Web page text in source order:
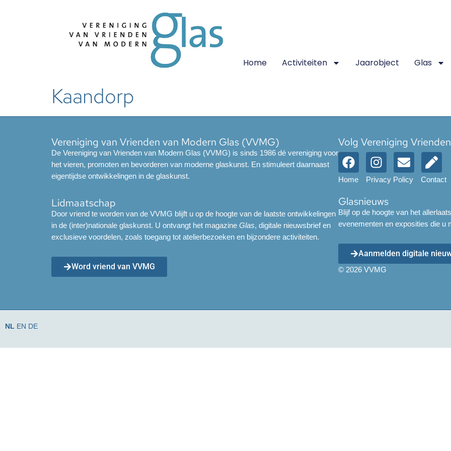
Home Activiteiten Jaarobject Glas
Kaandorp
Vereniging van Vrienden van Modern Glas (VVMG)
De Vereniging van Vrienden van Modern Glas (VVMG) is sinds 1986 dé vereniging voor
het vieren, promoten en bevorderen van moderne glaskunst. En stimuleert daarnaast
eigentijdse ontwikkelingen in de glaskunst.
Lidmaatschap
Door vriend te worden van de VVMG blijft u op de hoogte van de laatste ontwikkelingen
in de (inter)nationale glaskunst. U ontvangt het magazine Glas, digitale nieuwsbrief en
exclusieve voordelen, zoals toegang tot atelierbezoeken en bijzondere activiteiten.
Word vriend van VVMG
Volg Vereniging
Home Privacy Policy Contact
Glasnieuws
Blijf op de hoogte van het
evenementen en exposities die u
Aanmelden digitale
© 2026 VVMG
NL EN DE